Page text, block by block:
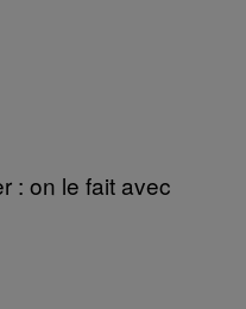
: on le fait avec